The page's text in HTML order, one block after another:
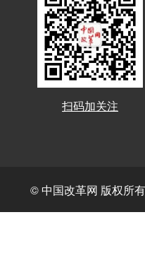
扫码加关注
© 中国改革网 版权所